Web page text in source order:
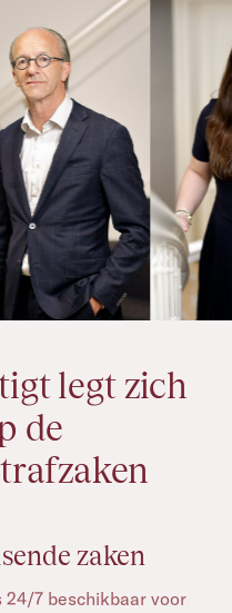
legt zich
de
zaken
24/7 beschikbaar voor